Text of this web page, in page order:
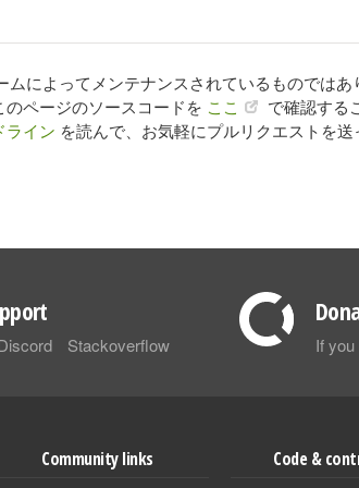
によってメンテナンスされているものではあ
ページのソースコードを ここ
で確認する
ライン を読んで、お気軽にプルリクエストを送
Stackoverflow If
Community links Code &